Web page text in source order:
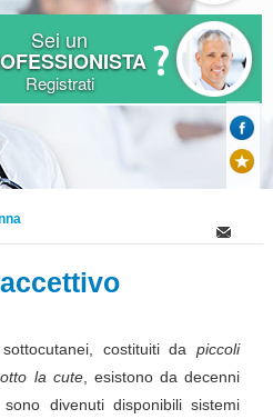
Sei un
Registrati
costituiti da piccoli
la cute, esistono da decenni
divenuti disponibili sistemi